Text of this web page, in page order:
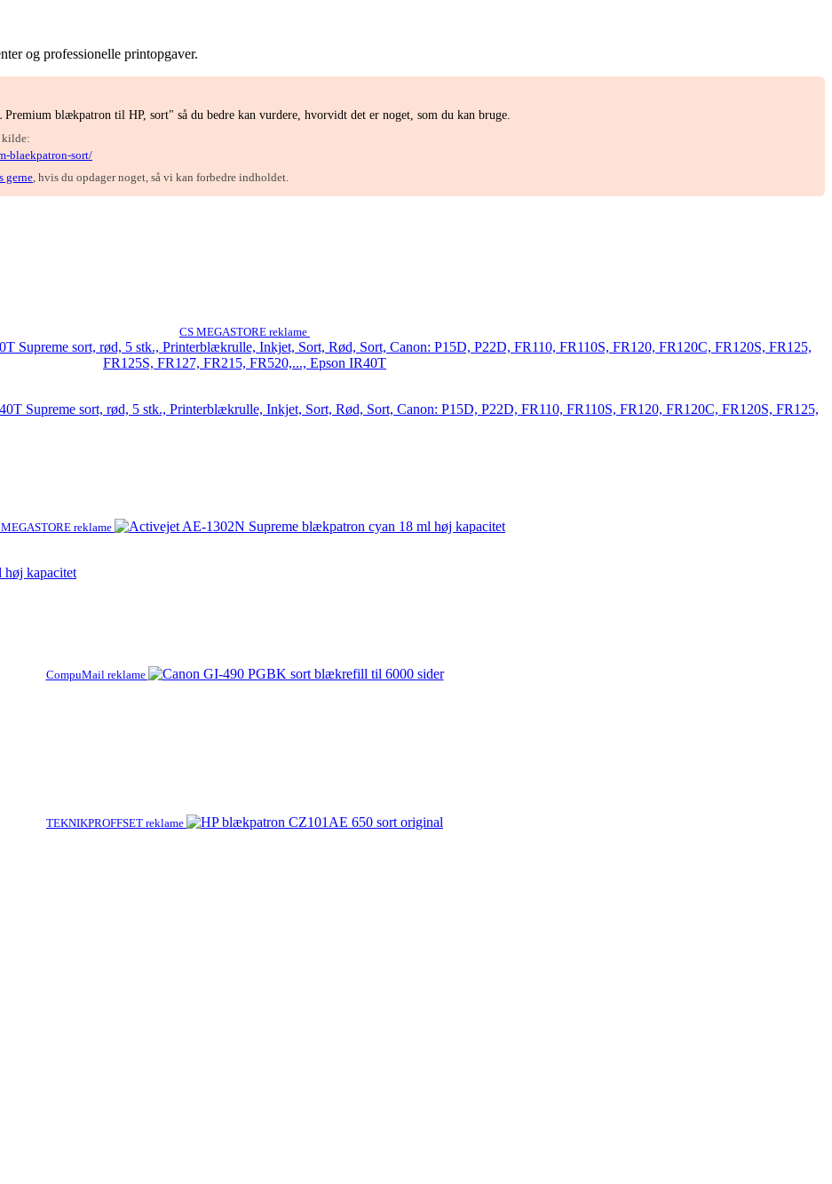
og professionelle printopgaver.
blækpatron til HP, sort" så du bedre kan vurdere, hvorvidt det er noget, som du kan bruge.
kilde:
blaekpatron-sort/
gerne , hvis du opdager noget, så vi kan forbedre indholdet.
CS MEGASTORE reklame
Supreme sort, rød, 5 stk., Printerblækrulle, Inkjet, Sort, Rød, Sort, Canon: P15D, P22D, FR110, FR110S, FR120, FR120C, FR120S, FR125,
reklame
kapacitet
CompuMail reklame
TEKNIKPROFFSET reklame